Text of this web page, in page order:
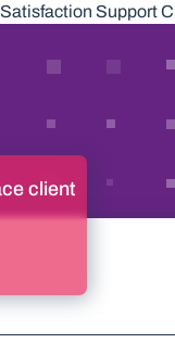
Satisfaction Support
client